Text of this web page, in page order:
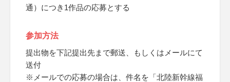
通）につき1作品の応募とする
参加方法
提出物を下記提出先まで郵送、もしくはメールにて
送付
※メールでの応募の場合は、件名を「北陸新幹線福